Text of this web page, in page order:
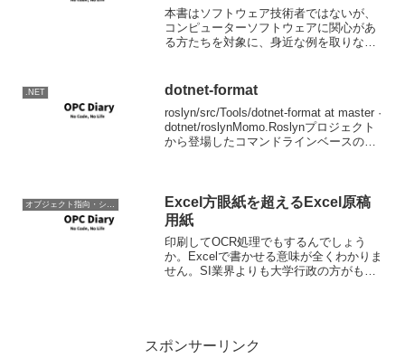
本書はソフトウェア技術者ではないが、
コンピューターソフトウェアに関心があ
る方たちを対象に、身近な例を取りなが
ータ構造、アルゴリズムについて図を多
.NET dotnet-format
roslyn/src/Tools/dotnet-format at master ·
dotnet/roslynMomo.Roslynプロジェクト
から登場したコマンドラインベースのソ
オブジェクト指向・システム開発
Excel方眼紙を超えるExcel原稿
用紙
印刷してOCR処理でもするんでしょう
か。Excelで書かせる意味が全くわかりま
せん。SI業界よりも大学行政の方がもっ
スポンサーリンク